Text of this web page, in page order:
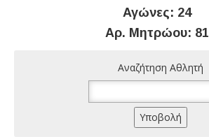
Αγώνες: 24
Αρ. Μητρώου: 81
Αναζήτηση Αθλητή